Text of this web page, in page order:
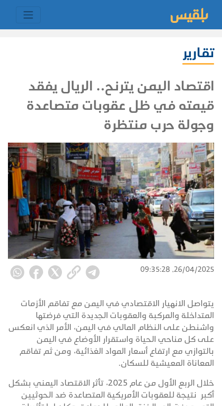
تقارير
اقتصاد اليمن يترنح.. الريال يفقد
قيمته في ظل عقوبات متصاعدة
وجولة حرب منتظرة
26/04/2025, 09:35:28
يتواصل الانهيار الاقتصادي في اليمن مع تفاقم الأزمات
المتداخلة والمركبة والعقوبات الجديدة التي فرضتها
واشنطن على النظام المالي في اليمن، الأمر الذي انعكس
على كل مناحي الحياة واستقرار الأوضاع في اليمن
بالتوازي مع ارتفاع أسعار المواد الغذائية، ومن ثم تفاقم
المعاناة المعيشية للسكان.
خلال الربع الأول من عام 2025، تأثر الاقتصاد اليمني بشكل
أكبر نتيجة للعقوبات الأمريكية المتصاعدة ضد الحوثيين